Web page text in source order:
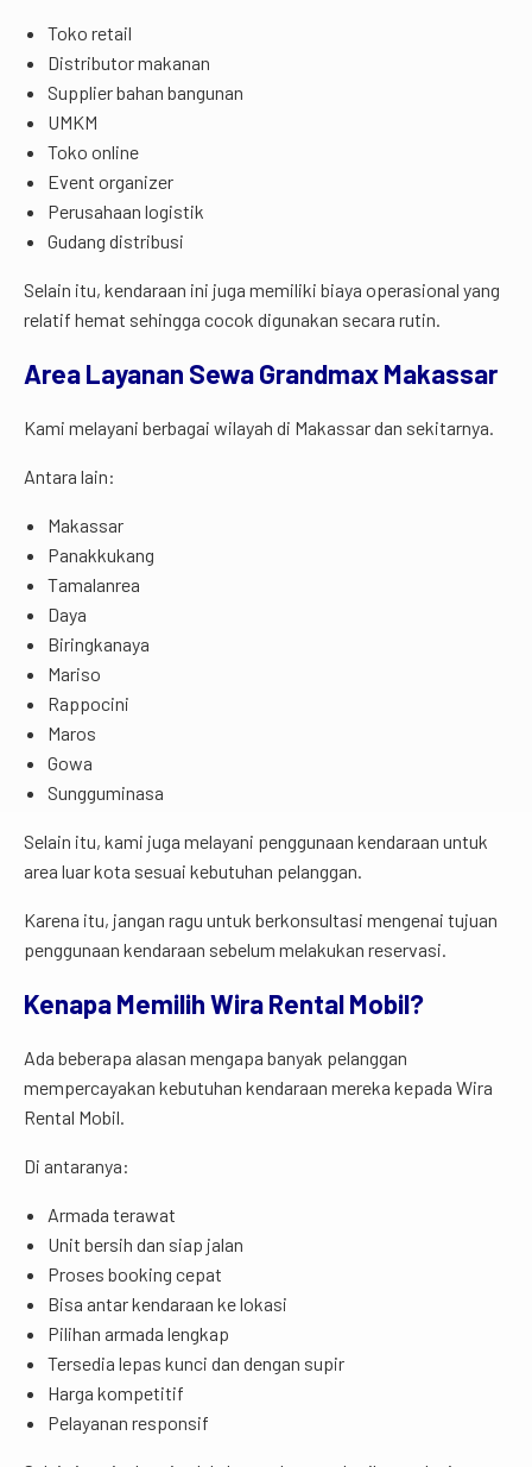
Toko retail
Distributor makanan
Supplier bahan bangunan
UMKM
Toko online
Event organizer
Perusahaan logistik
Gudang distribusi
Selain itu, kendaraan ini juga memiliki biaya operasional yang
relatif hemat sehingga cocok digunakan secara rutin.
Area Layanan Sewa Grandmax Makassar
Kami melayani berbagai wilayah di Makassar dan sekitarnya.
Antara lain:
Makassar
Panakkukang
Tamalanrea
Daya
Biringkanaya
Mariso
Rappocini
Maros
Gowa
Sungguminasa
Selain itu, kami juga melayani penggunaan kendaraan untuk
area luar kota sesuai kebutuhan pelanggan.
Karena itu, jangan ragu untuk berkonsultasi mengenai tujuan
penggunaan kendaraan sebelum melakukan reservasi.
Kenapa Memilih Wira Rental Mobil?
Ada beberapa alasan mengapa banyak pelanggan
mempercayakan kebutuhan kendaraan mereka kepada Wira
Rental Mobil.
Di antaranya:
Armada terawat
Unit bersih dan siap jalan
Proses booking cepat
Bisa antar kendaraan ke lokasi
Pilihan armada lengkap
Tersedia lepas kunci dan dengan supir
Harga kompetitif
Pelayanan responsif